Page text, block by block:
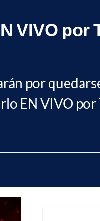
VIVO por
por
EN VIVO